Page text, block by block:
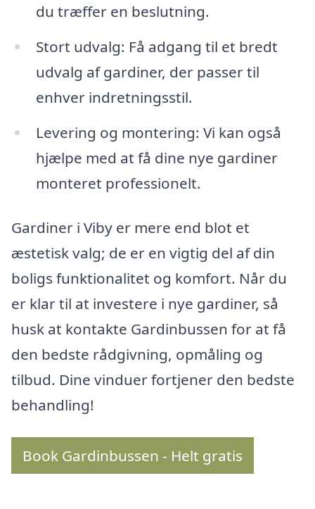
du træffer en beslutning.
Stort udvalg: Få adgang til et bredt
udvalg af gardiner, der passer til
enhver indretningsstil.
Levering og montering: Vi kan også
hjælpe med at få dine nye gardiner
monteret professionelt.
Gardiner i Viby er mere end blot et
æstetisk valg; de er en vigtig del af din
boligs funktionalitet og komfort. Når du
er klar til at investere i nye gardiner, så
husk at kontakte Gardinbussen for at få
den bedste rådgivning, opmåling og
tilbud. Dine vinduer fortjener den bedste
behandling!
Book Gardinbussen - Helt gratis